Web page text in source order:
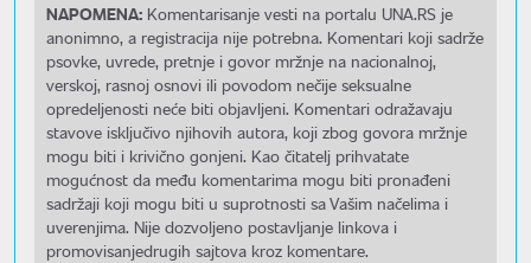
NAPOMENA: Komentarisanje vesti na portalu UNA.RS je
anonimno, a registracija nije potrebna. Komentari koji sadrže
psovke, uvrede, pretnje i govor mržnje na nacionalnoj,
verskoj, rasnoj osnovi ili povodom nečije seksualne
opredeljenosti neće biti objavljeni. Komentari odražavaju
stavove isključivo njihovih autora, koji zbog govora mržnje
mogu biti i krivično gonjeni. Kao čitatelj prihvatate
mogućnost da među komentarima mogu biti pronađeni
sadržaji koji mogu biti u suprotnosti sa Vašim načelima i
uverenjima. Nije dozvoljeno postavljanje linkova i
promovisanjedrugih sajtova kroz komentare.